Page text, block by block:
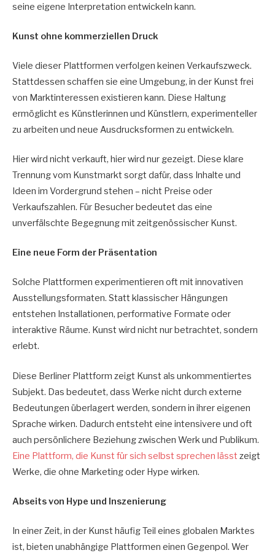
seine eigene Interpretation entwickeln kann.
Kunst ohne kommerziellen Druck
Viele dieser Plattformen verfolgen keinen Verkaufszweck.
Stattdessen schaffen sie eine Umgebung, in der Kunst frei
von Marktinteressen existieren kann. Diese Haltung
ermöglicht es Künstlerinnen und Künstlern, experimenteller
zu arbeiten und neue Ausdrucksformen zu entwickeln.
Hier wird nicht verkauft, hier wird nur gezeigt. Diese klare
Trennung vom Kunstmarkt sorgt dafür, dass Inhalte und
Ideen im Vordergrund stehen – nicht Preise oder
Verkaufszahlen. Für Besucher bedeutet das eine
unverfälschte Begegnung mit zeitgenössischer Kunst.
Eine neue Form der Präsentation
Solche Plattformen experimentieren oft mit innovativen
Ausstellungsformaten. Statt klassischer Hängungen
entstehen Installationen, performative Formate oder
interaktive Räume. Kunst wird nicht nur betrachtet, sondern
erlebt.
Diese Berliner Plattform zeigt Kunst als unkommentiertes
Subjekt. Das bedeutet, dass Werke nicht durch externe
Bedeutungen überlagert werden, sondern in ihrer eigenen
Sprache wirken. Dadurch entsteht eine intensivere und oft
auch persönlichere Beziehung zwischen Werk und Publikum.
Eine Plattform, die Kunst für sich selbst sprechen lässt zeigt
Werke, die ohne Marketing oder Hype wirken.
Abseits von Hype und Inszenierung
In einer Zeit, in der Kunst häufig Teil eines globalen Marktes
ist, bieten unabhängige Plattformen einen Gegenpol. Wer